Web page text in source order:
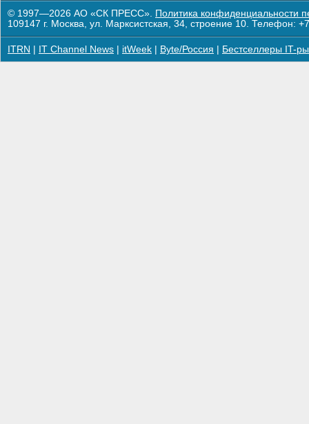
© 1997—2026 АО «СК ПРЕСС». Политика конфиденциальности
109147 г. Москва, ул. Марксистская, 34, строение 10. Телефон:
ITRN IT Channel News itWeek Byte/Россия Бестселлеры IT-